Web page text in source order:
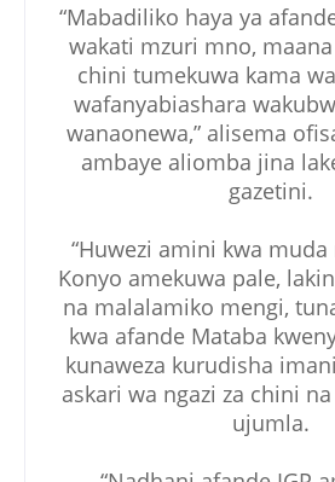
“Mabadiliko haya ya
wakati mzuri mno,
chini tumekuwa kama
wafanyabiashara
wanaonewa,” alisema
ambaye aliomba jina
gazetini.
“Huwezi amini kwa
Konyo amekuwa pale,
na malalamiko mengi,
kwa afande Mataba
kunaweza kurudisha
askari wa ngazi za chini
ujumla.